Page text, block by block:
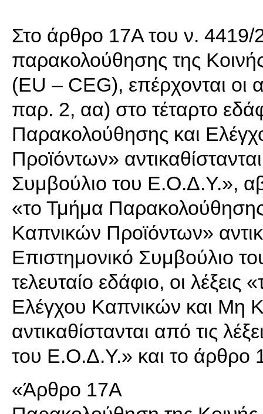
Στο άρθρο 17Α του ν. 4419/
παρακολούθησης της
(EU – CEG), επέρχονται οι
παρ. 2, αα) στο τέταρτο
Παρακολούθησης και
Προϊόντων»
Συμβούλιο του Ε.Ο.Δ.Υ.»,
«το Τμήμα
Καπνικών Προϊόντων»
Επιστημονικό Συμβούλιο
τελευταίο εδάφιο, οι
Ελέγχου Καπνικών και Μη
αντικαθίστανται από τις
του Ε.Ο.Δ.Υ.» και το άρθρο
«Άρθρο 17Α